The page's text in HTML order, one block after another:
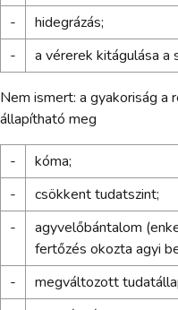
-
hidegrázás;
-
a vérerek kitágulása a
Nem ismert: a gyakoriság a
állapítható meg
-
kóma;
-
csökkent tudatszint;
-
agyvelőbántalom
fertőzés okozta agyi
-
megváltozott